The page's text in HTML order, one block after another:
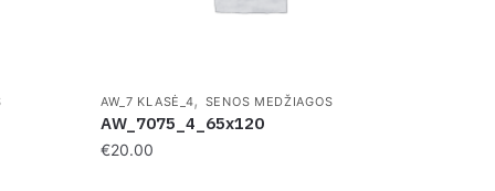
AW_7 KLASĖ_4, SENOS MEDŽIAGOS
AW_7075_4_65x120
€20.00